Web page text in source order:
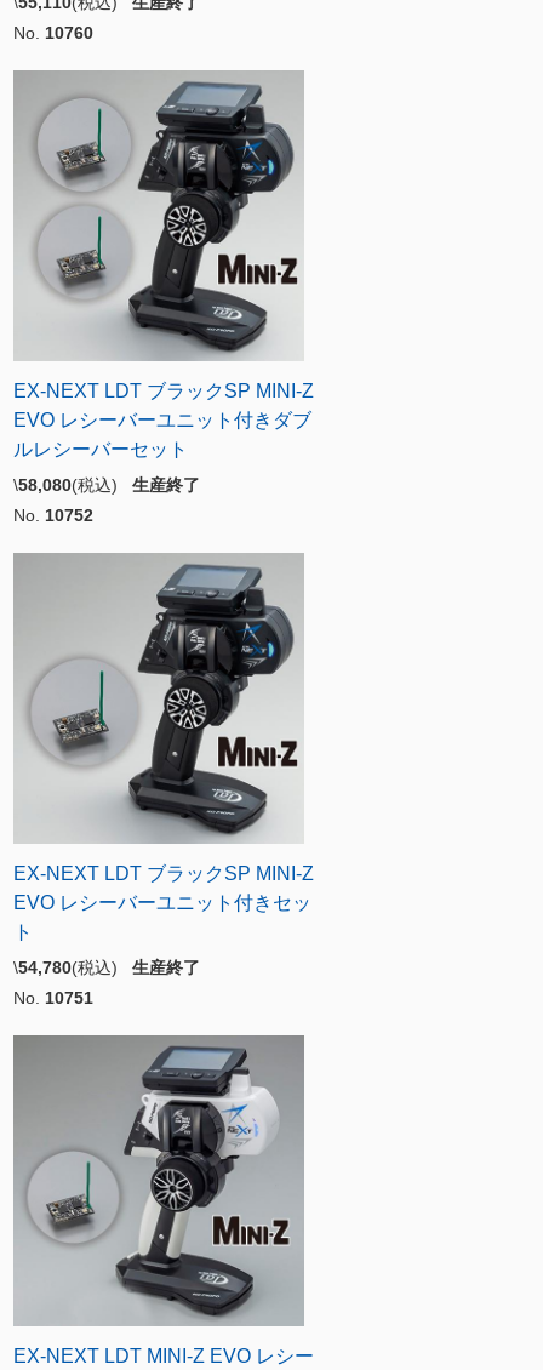
No. 10760
EX-NEXT LDT ブラックSP MINI-Z
EVO レシーバーユニット付きダブ
ルレシーバーセット
\58,080(税込) 生産終了
No. 10752
EX-NEXT LDT ブラックSP MINI-Z
EVO レシーバーユニット付きセッ
ト
\54,780(税込) 生産終了
No. 10751
EX-NEXT LDT MINI-Z EVO レシー